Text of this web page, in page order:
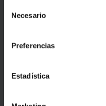
activo hasta que ejecute
Necesario
Preferencias
Estadística
un café, zumo, té…